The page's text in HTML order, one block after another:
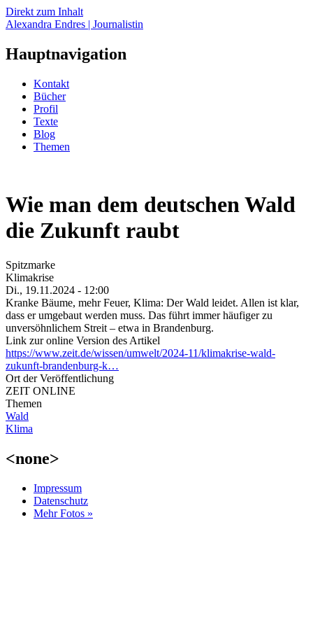
Direkt zum Inhalt
Alexandra Endres | Journalistin
Hauptnavigation
Kontakt
Bücher
Profil
Texte
Blog
Themen
Wie man dem deutschen Wald
die Zukunft raubt
Spitzmarke
Klimakrise
Di., 19.11.2024 - 12:00
Kranke Bäume, mehr Feuer, Klima: Der Wald leidet. Allen ist klar,
dass er umgebaut werden muss. Das führt immer häufiger zu
unversöhnlichem Streit – etwa in Brandenburg.
Link zur online Version des Artikel
https://www.zeit.de/wissen/umwelt/2024-11/klimakrise-wald-
zukunft-brandenburg-k…
Ort der Veröffentlichung
ZEIT ONLINE
Themen
Wald
Klima
<none>
Impressum
Datenschutz
Mehr Fotos »